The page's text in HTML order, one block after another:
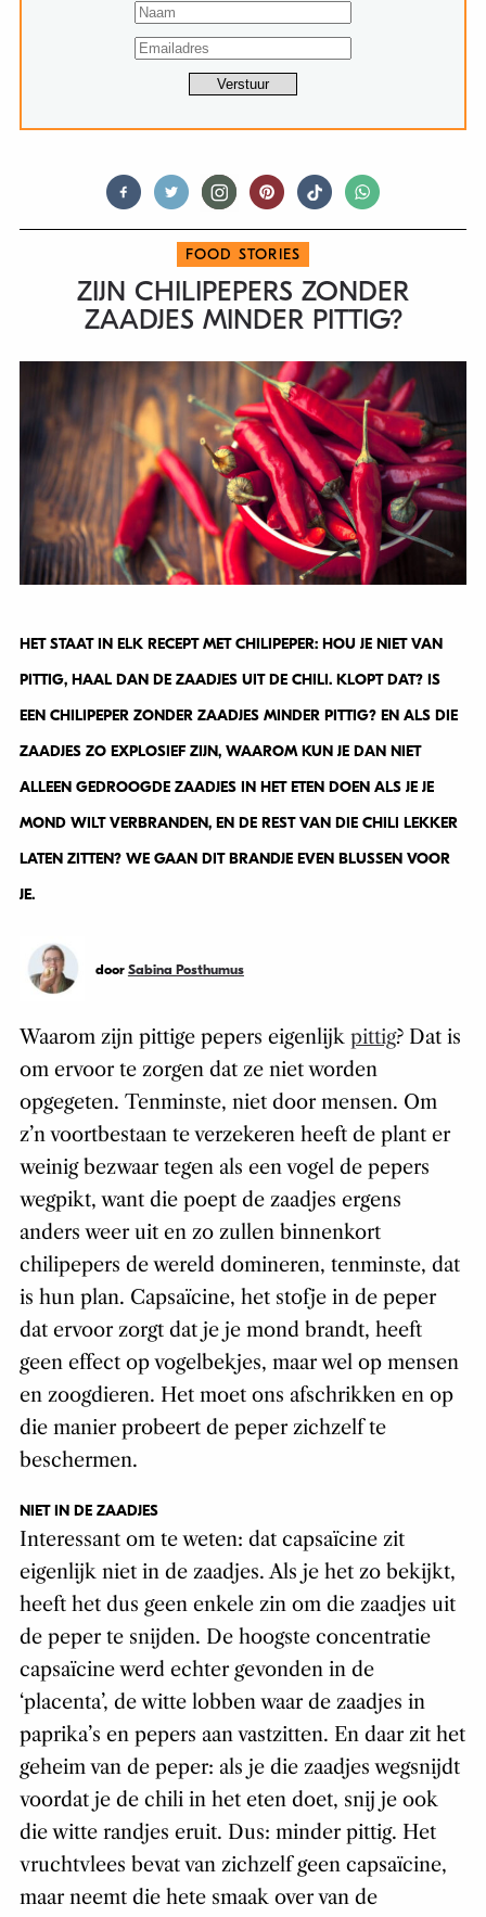
FOOD STORIES
ZIJN CHILIPEPERS ZONDER
ZAADJES MINDER PITTIG?
HET STAAT IN ELK RECEPT MET CHILIPEPER: HOU JE NIET VAN
PITTIG, HAAL DAN DE ZAADJES UIT DE CHILI. KLOPT DAT? IS
EEN CHILIPEPER ZONDER ZAADJES MINDER PITTIG? EN ALS DIE
ZAADJES ZO EXPLOSIEF ZIJN, WAAROM KUN JE DAN NIET
ALLEEN GEDROOGDE ZAADJES IN HET ETEN DOEN ALS JE JE
MOND WILT VERBRANDEN, EN DE REST VAN DIE CHILI LEKKER
LATEN ZITTEN? WE GAAN DIT BRANDJE EVEN BLUSSEN VOOR
JE.
door Sabina Posthumus
Waarom zijn pittige pepers eigenlijk pittig? Dat is
om ervoor te zorgen dat ze niet worden
opgegeten. Tenminste, niet door mensen. Om
z’n voortbestaan te verzekeren heeft de plant er
weinig bezwaar tegen als een vogel de pepers
wegpikt, want die poept de zaadjes ergens
anders weer uit en zo zullen binnenkort
chilipepers de wereld domineren, tenminste, dat
is hun plan. Capsaïcine, het stofje in de peper
dat ervoor zorgt dat je je mond brandt, heeft
geen effect op vogelbekjes, maar wel op mensen
en zoogdieren. Het moet ons afschrikken en op
die manier probeert de peper zichzelf te
beschermen.
NIET IN DE ZAADJES
Interessant om te weten: dat capsaïcine zit
eigenlijk niet in de zaadjes. Als je het zo bekijkt,
heeft het dus geen enkele zin om die zaadjes uit
de peper te snijden. De hoogste concentratie
capsaïcine werd echter gevonden in de
‘placenta’, de witte lobben waar de zaadjes in
paprika’s en pepers aan vastzitten. En daar zit het
geheim van de peper: als je die zaadjes wegsnijdt
voordat je de chili in het eten doet, snij je ook
die witte randjes eruit. Dus: minder pittig. Het
vruchtvlees bevat van zichzelf geen capsaïcine,
maar neemt die hete smaak over van de